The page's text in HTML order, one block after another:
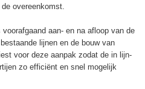
overeenkomst.
aan- en na afloop van de
lijnen en de bouw van
voor deze aanpak zodat de in lijn-
zo efficiënt en snel mogelijk